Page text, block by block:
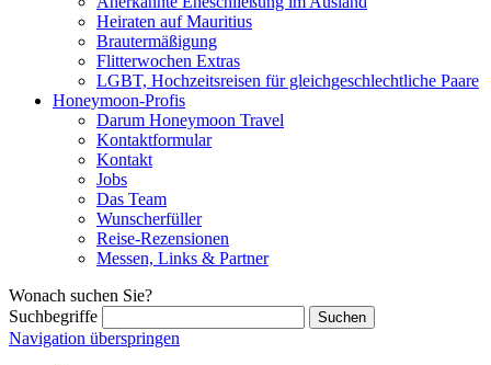
Heiraten auf Mauritius
Brautermäßigung
Flitterwochen Extras
LGBT, Hochzeitsreisen für gleichgeschlechtliche Paare
Honeymoon-Profis
Darum Honeymoon Travel
Kontaktformular
Kontakt
Jobs
Das Team
Wunscherfüller
Reise-Rezensionen
Messen, Links & Partner
Wonach suchen Sie?
Suchbegriffe
Navigation überspringen